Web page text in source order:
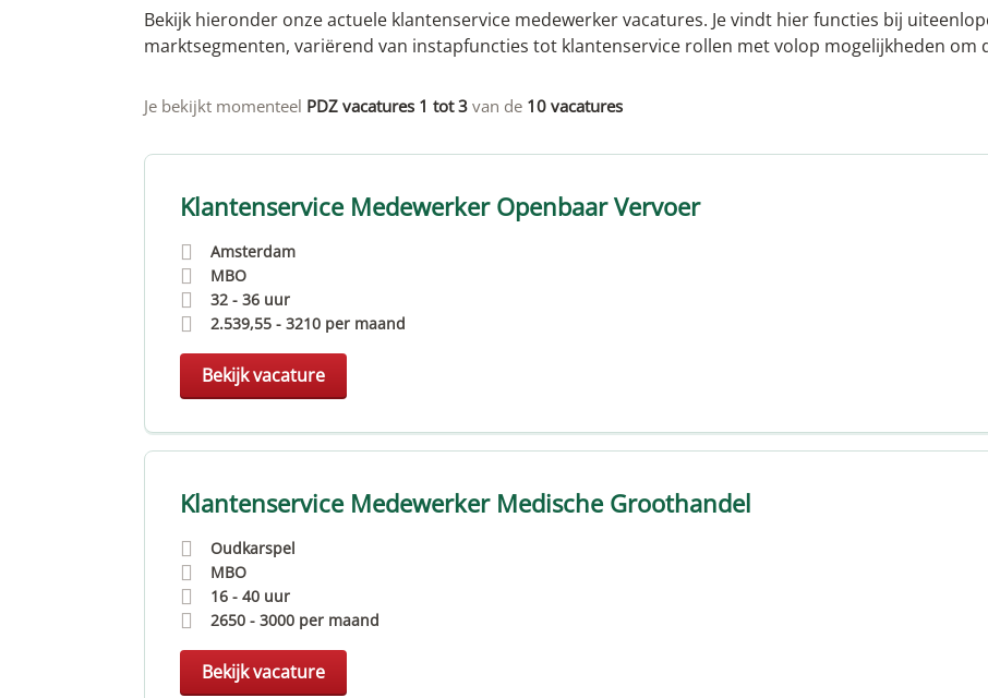
Bekijk hieronder onze actuele klantenservice medewerker vacatures. Je vindt hier functies bij
marktsegmenten, variërend van instapfuncties tot klantenservice rollen met volop mogelijkheden om
Je bekijkt momenteel PDZ vacatures 1 tot 3 van de 10 vacatures
Klantenservice Medewerker Openbaar Vervoer
Amsterdam
MBO
32 - 36 uur
2.539,55 - 3210 per maand
Bekijk vacature
Klantenservice Medewerker Medische Groothandel
Oudkarspel
MBO
16 - 40 uur
2650 - 3000 per maand
Bekijk vacature